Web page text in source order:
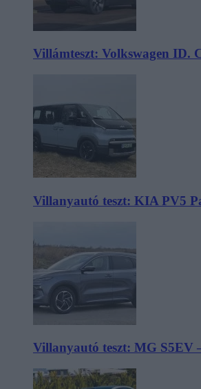
Villámteszt: Volkswagen ID.
Villanyautó teszt: KIA PV5
Villanyautó teszt: MG S5EV